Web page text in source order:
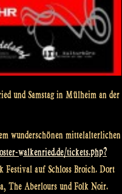
und Samstag in Mülheim an der
wunderschönen mittelalterlichen
walkenried.de/tickets.php?
Festival auf Schloss Broich. Dort
The Aberlours und Folk Noir.